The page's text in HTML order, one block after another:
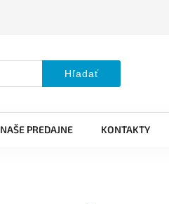
Hľadať
NAŠE PREDAJNE KONTAKTY